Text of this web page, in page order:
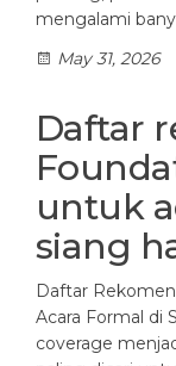
mengalami
May 31, 2026
Daftar
untuk
siang
Daftar
Acara Formal di
coverage